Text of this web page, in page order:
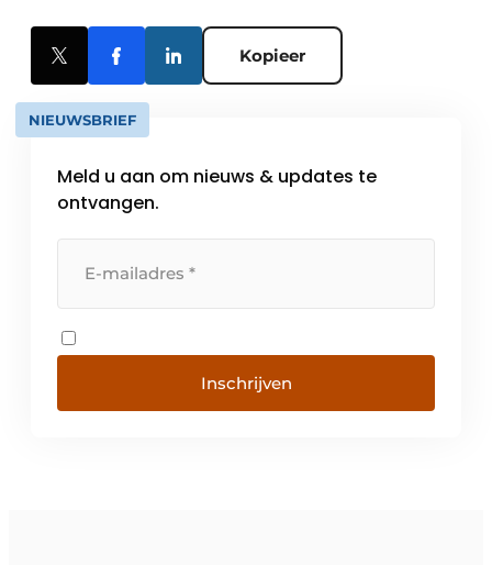
Kopieer
NIEUWSBRIEF
Meld u aan om nieuws & updates te
ontvangen.
Inschrijven